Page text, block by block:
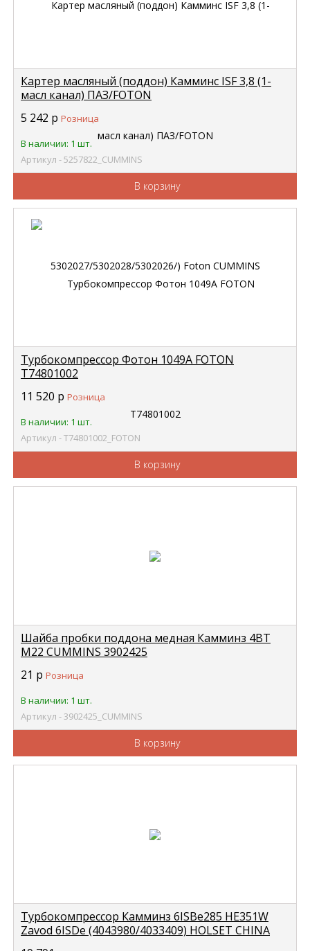
Картер масляный (поддон) Камминс ISF 3,8 (1-
масл канал) ПАЗ/FOTON
5257822
5 242 р Розница
В наличии: 1 шт.
Артикул - 5257822_CUMMINS
В корзину
Турбокомпрессор Фотон 1049А FOTON
Т74801002
11 520 р Розница
В наличии: 1 шт.
Артикул - Т74801002_FOTON
В корзину
Шайба пробки поддона медная Камминз 4ВТ
М22 CUMMINS 3902425
21 р Розница
В наличии: 1 шт.
Артикул - 3902425_CUMMINS
В корзину
Турбокомпрессор Камминз 6ISBe285 HE351W
Zavod 6ISDe (4043980/4033409) HOLSET CHINA